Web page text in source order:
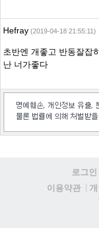
Hefray (2019-04-18 21:55:11)
초반엔 개좋고 반동잘잡
난 너가좋다
로그인
이용약관